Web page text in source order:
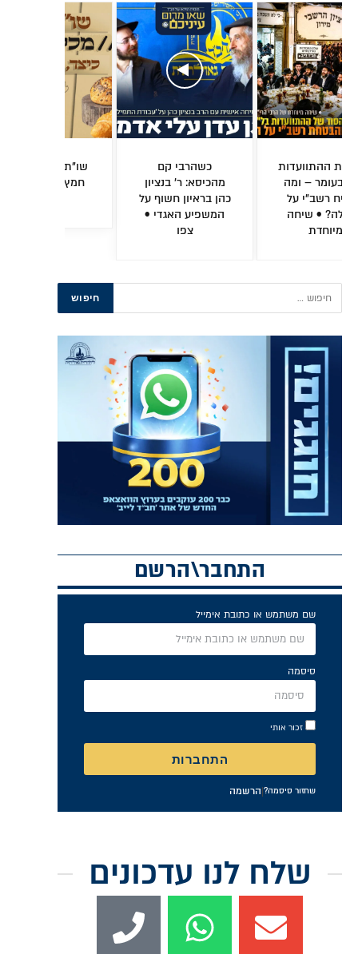
מהכיסא: ר' בנציון
כהן בראיון חשוף על
המשפיע האגדי •
חמץ – כיצד, למה
ומדוע?
התחבר\הרשם
שם משתמש או כתובת אימייל
סיסמה
זכור אותי
התחברות
שחזור סיסמה?|הרשמה
שלח לנו עדכונים